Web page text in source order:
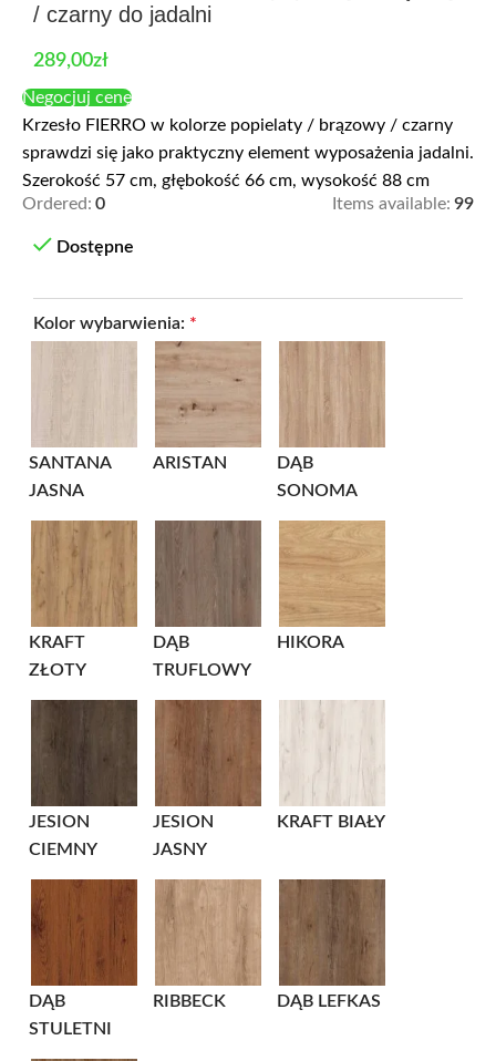
/ czarny do jadalni
289,00zł
Negocjuj cenę
Krzesło FIERRO w kolorze popielaty / brązowy / czarny
sprawdzi się jako praktyczny element wyposażenia jadalni.
Szerokość 57 cm, głębokość 66 cm, wysokość 88 cm
Ordered: 0 Items available: 99
Dostępne
Kolor wybarwienia: *
SANTANA
JASNA
ARISTAN
DĄB
SONOMA
KRAFT
ZŁOTY
DĄB
TRUFLOWY
HIKORA
JESION
CIEMNY
JESION
JASNY
KRAFT BIAŁY
DĄB
STULETNI
RIBBECK DĄB LEFKAS